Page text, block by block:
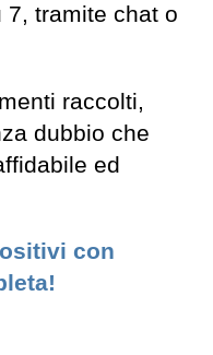
7, tramite chat o
raccolti,
dubbio che
ed
con